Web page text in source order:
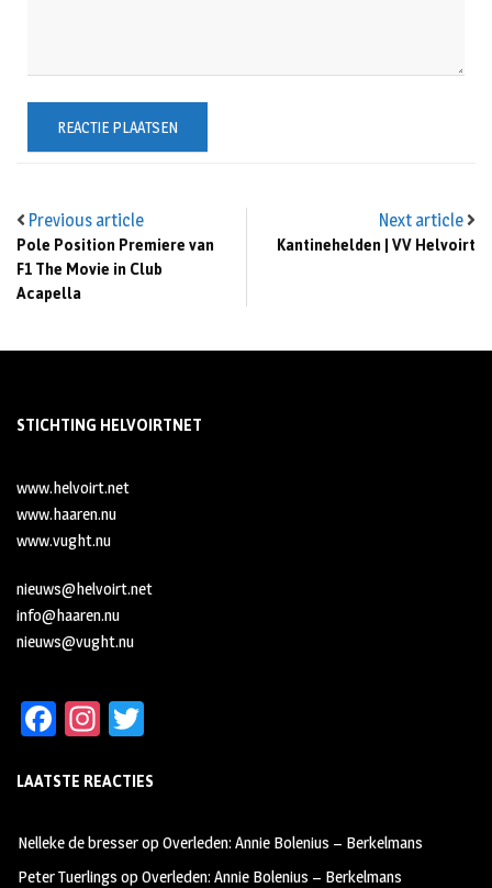
Previous article
Pole Position Premiere van
F1 The Movie in Club
Acapella
Next article
Kantinehelden | VV Helvoirt
STICHTING HELVOIRTNET
www.helvoirt.net
www.haaren.nu
www.vught.nu
nieuws@helvoirt.net
info@haaren.nu
nieuws@vught.nu
Fa
b
oo
k
In
ag
m
tt
LAATSTE REACTIES
Nelleke de bresseropOverleden: Annie Bolenius – Berkelmans
Peter Tuerlings opOverleden: Annie Bolenius – Berkelmans